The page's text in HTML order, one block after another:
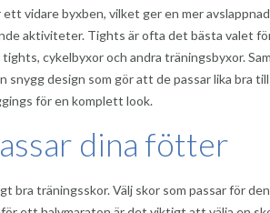
vidare byxben, vilket ger en mer
aktiviteter. Tights är ofta det bästa valet
cykelbyxor och andra träningsbyxor.
snygg design som gör att de passar lika bra
för en komplett look.
dina fötter
bra träningsskor. Välj skor som passar för